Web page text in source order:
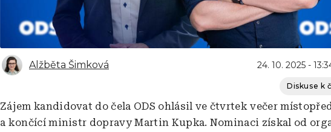
Alžběta Šimková 24. 10. 2025 -
Diskuse k
Zájem kandidovat do čela ODS ohlásil ve čtvrtek večer
a končící ministr dopravy Martin Kupka. Nominaci získal od